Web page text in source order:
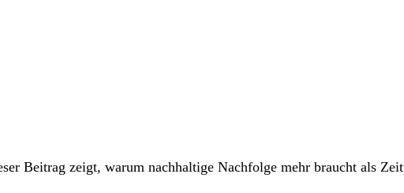
Beitrag zeigt, warum nachhaltige Nachfolge mehr braucht als